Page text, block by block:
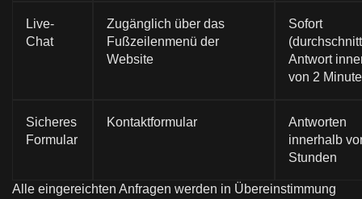
Live-
Chat
Zugänglich über das
Fußzeilenmenü der
Website
Sofort
Antwort
von 2
Sicheres
Formular
Kontaktformular
Antworten
innerhalb
Stunden
Alle eingereichten Anfragen werden in Übereinstimmung